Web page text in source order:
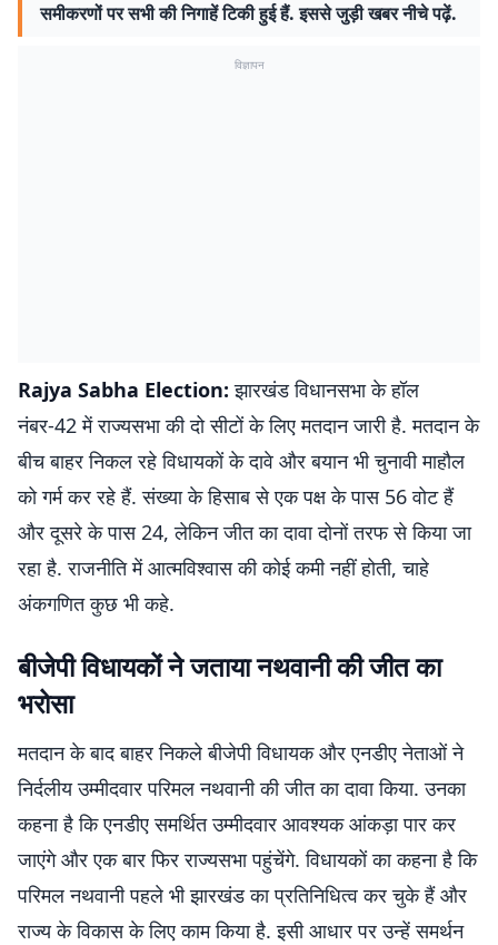
समीकरणों पर सभी की निगाहें टिकी हुई हैं. इससे जुड़ी खबर नीचे पढ़ें.
विज्ञापन
Rajya Sabha Election:झारखंड विधानसभा के हॉल
नंबर-42 में राज्यसभा की दो सीटों के लिए मतदान जारी है. मतदान के
बीच बाहर निकल रहे विधायकों के दावे और बयान भी चुनावी माहौल
को गर्म कर रहे हैं. संख्या के हिसाब से एक पक्ष के पास 56 वोट हैं
और दूसरे के पास 24, लेकिन जीत का दावा दोनों तरफ से किया जा
रहा है. राजनीति में आत्मविश्वास की कोई कमी नहीं होती, चाहे
अंकगणित कुछ भी कहे.
बीजेपी विधायकों ने जताया नथवानी की जीत का
भरोसा
मतदान के बाद बाहर निकले बीजेपी विधायक और एनडीए नेताओं ने
निर्दलीय उम्मीदवार परिमल नथवानी की जीत का दावा किया. उनका
कहना है कि एनडीए समर्थित उम्मीदवार आवश्यक आंकड़ा पार कर
जाएंगे और एक बार फिर राज्यसभा पहुंचेंगे. विधायकों का कहना है कि
परिमल नथवानी पहले भी झारखंड का प्रतिनिधित्व कर चुके हैं और
राज्य के विकास के लिए काम किया है. इसी आधार पर उन्हें समर्थन